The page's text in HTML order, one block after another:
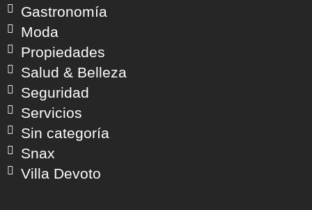
Gastronomía
Moda
Propiedades
Salud & Belleza
Seguridad
Servicios
Sin categoría
Snax
Villa Devoto